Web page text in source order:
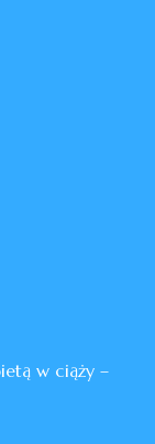
w ciąży –